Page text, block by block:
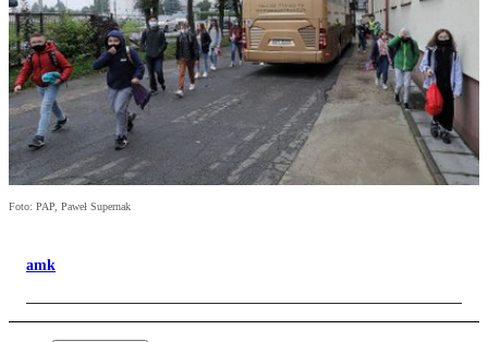
Foto: PAP, Paweł Supernak
amk